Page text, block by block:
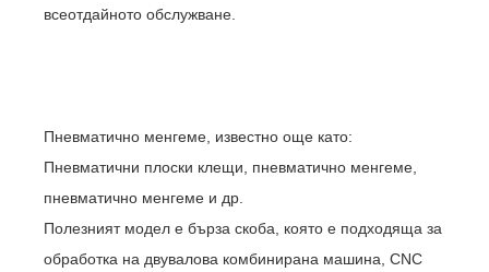
всеотдайното обслужване.
Пневматично менгеме, известно още като:
Пневматични плоски клещи, пневматично менгеме,
пневматично менгеме и др.
Полезният модел е бърза скоба, която е подходяща за
обработка на двувалова комбинирана машина, CNC